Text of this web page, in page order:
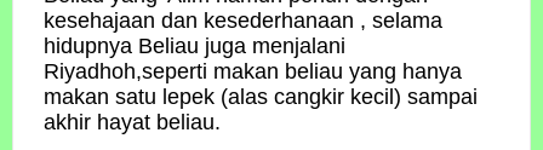
kesehajaan dan kesederhanaan , selama
hidupnya Beliau juga menjalani
Riyadhoh,seperti makan beliau yang hanya
makan satu lepek (alas cangkir kecil) sampai
akhir hayat beliau.